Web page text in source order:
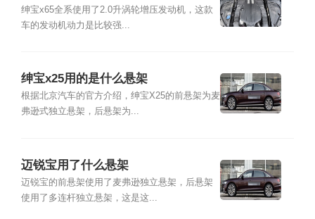
绅宝x65全系使用了2.0升涡轮增压发动机，这款
车的发动机动力是比较强...
绅宝x25用的是什么悬架
根据北京汽车的官方介绍，绅宝X25的前悬架为麦
弗逊式独立悬架，后悬架为...
迈锐宝用了什么悬架
迈锐宝的前悬架使用了麦弗逊独立悬架，后悬架
使用了多连杆独立悬架，这是这...